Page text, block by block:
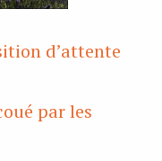
d’attente
par les